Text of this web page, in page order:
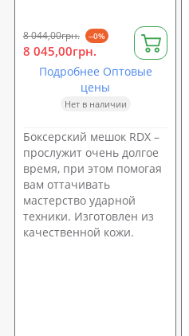
8 044,00грн. --0%
8 045,00грн.
Подробнее Оптовые
цены
Нет в наличии
Боксерский мешок RDX –
прослужит очень долгое
время, при этом помогая
вам оттачивать
мастерство ударной
техники. Изготовлен из
качественной кожи.